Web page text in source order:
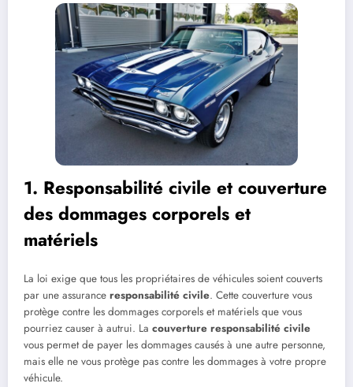
1. Responsabilité civile et couverture
des dommages corporels et
matériels
La loi exige que tous les propriétaires de véhicules soient couverts
par une assurance responsabilité civile. Cette couverture vous
protège contre les dommages corporels et matériels que vous
pourriez causer à autrui. La couverture responsabilité civile
vous permet de payer les dommages causés à une autre personne,
mais elle ne vous protège pas contre les dommages à votre propre
véhicule.